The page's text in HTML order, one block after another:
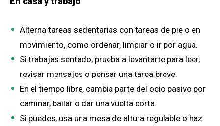
Alterna tareas sedentarias con tareas de pie o en
movimiento, como ordenar, limpiar o ir por agua.
Si trabajas sentado, prueba a levantarte para leer,
revisar mensajes o pensar una tarea breve.
En el tiempo libre, cambia parte del ocio pasivo por
caminar, bailar o dar una vuelta corta.
Si puedes, usa una mesa de altura regulable o haz